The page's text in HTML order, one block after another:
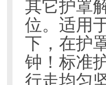
其它护罩
位。适用
下，在护
钟！标准
行走均匀